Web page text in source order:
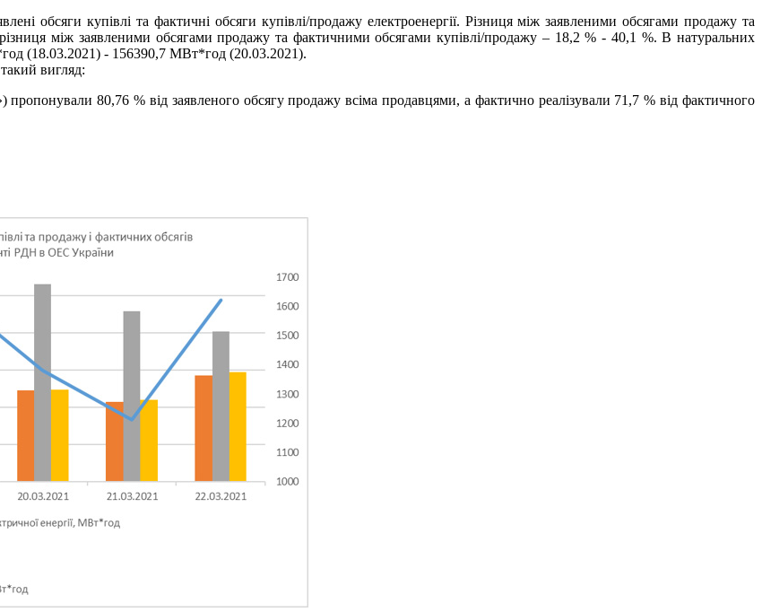
обсяги купівлі та фактичні обсяги купівлі/продажу електроенергії. Різниця між заявленими обсягами продажу та
між заявленими обсягами продажу та фактичними обсягами купівлі/продажу – 18,2 % - 40,1 %. В натуральних
(18.03.2021) - 156390,7 МВт*год (20.03.2021).
вигляд:
80,76 % від заявленого обсягу продажу всіма продавцями, а фактично реалізували 71,7 % від фактичного